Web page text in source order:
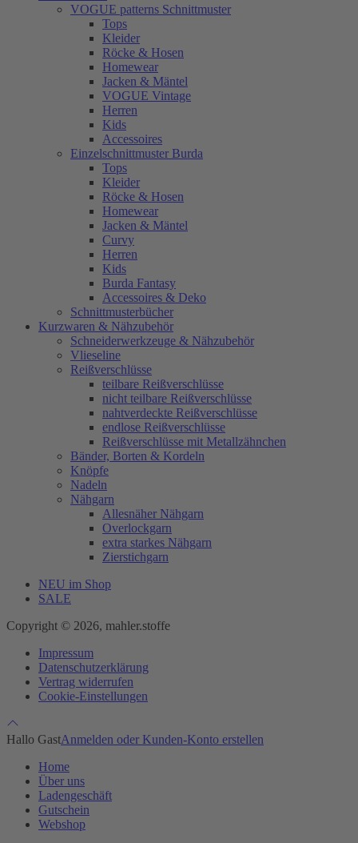
VOGUE patterns Schnittmuster
Tops
Kleider
Röcke & Hosen
Homewear
Jacken & Mäntel
VOGUE Vintage
Herren
Kids
Accessoires
Einzelschnittmuster Burda
Tops
Kleider
Röcke & Hosen
Homewear
Jacken & Mäntel
Curvy
Herren
Kids
Burda Fantasy
Accessoires & Deko
Schnittmusterbücher
Kurzwaren & Nähzubehör
Schneiderwerkzeuge & Nähzubehör
Vlieseline
Reißverschlüsse
teilbare Reißverschlüsse
nicht teilbare Reißverschlüsse
nahtverdeckte Reißverschlüsse
endlose Reißverschlüsse
Reißverschlüsse mit Metallzähnchen
Bänder, Borten & Kordeln
Knöpfe
Nadeln
Nähgarn
Allesnäher Nähgarn
Overlockgarn
extra starkes Nähgarn
Zierstichgarn
NEU im Shop
SALE
Copyright © 2026, mahler.stoffe
Impressum
Datenschutzerklärung
Vertrag widerrufen
Cookie-Einstellungen
Hallo GastAnmelden oder Kunden-Konto erstellen
Home
Über uns
Ladengeschäft
Gutschein
Webshop